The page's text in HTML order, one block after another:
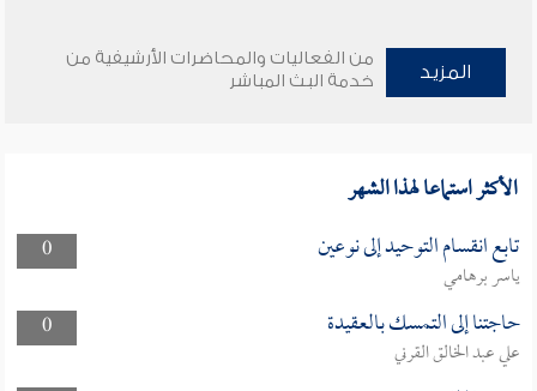
المزيد
من الفعاليات والمحاضرات الأرشيفية من
خدمة البث المباشر
الأكثر استماعا لهذا الشهر
0 تابع انقسام التوحيد إلى نوعين
ياسر برهامي
0
حاجتنا إلى التمسك بالعقيدة
علي عبد الخالق القرني